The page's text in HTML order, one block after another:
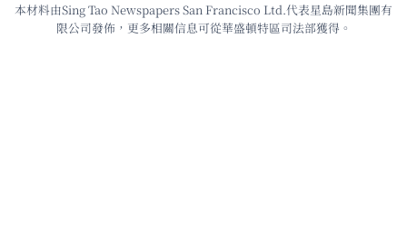
本材料由Sing Tao Newspapers San Francisco Ltd.代表星島新聞集團有
限公司發佈，更多相關信息可從華盛頓特區司法部獲得。